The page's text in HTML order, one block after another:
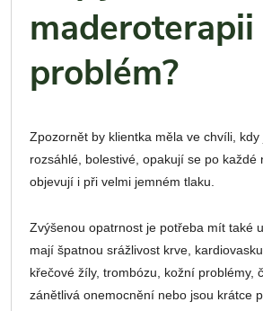
maderoterapii
problém?
Zpozornět by klientka měla ve chvíli,
rozsáhlé, bolestivé, opakují se po každé
objevují i při velmi jemném tlaku.
Zvýšenou opatrnost je potřeba mít také
mají špatnou srážlivost krve,
křečové žíly, trombózu, kožní problémy,
zánětlivá onemocnění nebo jsou krátce